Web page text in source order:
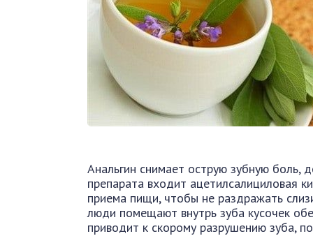
Анальгин снимает острую зубную боль,
препарата входит ацетилсалициловая
приема пищи, чтобы не раздражать
люди помещают внутрь зуба кусочек
приводит к скорому разрушению зуба,